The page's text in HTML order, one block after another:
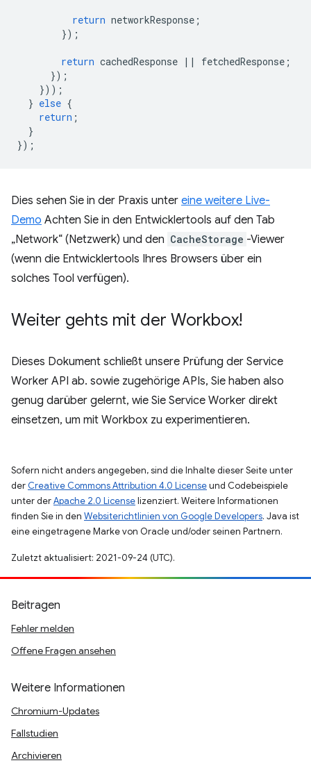
return networkResponse ;
});
return cachedResponse || fetchedResponse ;
});
}));
} else {
return ;
}
});
Dies sehen Sie in der Praxis unter eine weitere Live-
Demo Achten Sie in den Entwicklertools auf den Tab
„Network“ (Netzwerk) und den CacheStorage -Viewer
(wenn die Entwicklertools Ihres Browsers über ein
solches Tool verfügen).
Weiter gehts mit der Workbox!
Dieses Dokument schließt unsere Prüfung der Service
Worker API ab. sowie zugehörige APIs, Sie haben also
genug darüber gelernt, wie Sie Service Worker direkt
einsetzen, um mit Workbox zu experimentieren.
Sofern nicht anders angegeben, sind die Inhalte dieser Seite unter
der Creative Commons Attribution 4.0 Licenseund Codebeispiele
unter derApache 2.0 Licenselizenziert. Weitere Informationen
finden Sie in den Websiterichtlinien von Google Developers. Java ist
eine eingetragene Marke von Oracle und/oder seinen Partnern.
Zuletzt aktualisiert: 2021-09-24 (UTC).
Beitragen
Fehler melden
Offene Fragen ansehen
Weitere Informationen
Chromium-Updates
Fallstudien
Archivieren